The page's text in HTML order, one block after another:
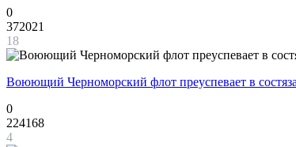
0
372021
18
Воюющий Черноморский флот преуспевает в
0
224168
4